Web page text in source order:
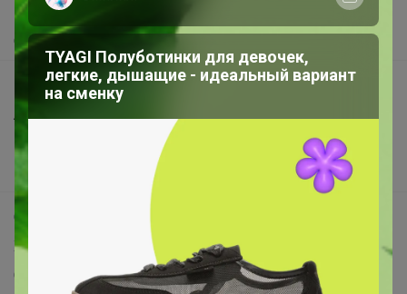
Помощь
О нас
Все предложения
Анонсы
Новости
Самое выгодное
Хиты продаж
Самое желанное
TYAGI Полуботинки для девочек,
легкие, дышащие - идеальный вариант
на сменку